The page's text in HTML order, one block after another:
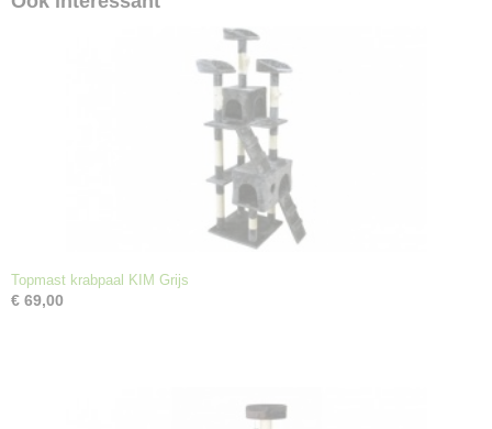
Topmast krabpaal KIM Grijs
€ 69,00